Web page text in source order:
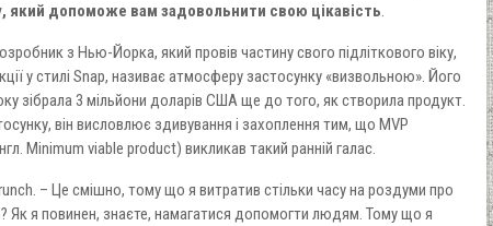
який допоможе вам задовольнити свою цікавість.
з Нью-Йорка, який провів частину свого підліткового віку,
у стилі Snap, називає атмосферу застосунку «визвольною». Його
зібрала 3 мільйони доларів США ще до того, як створила продукт.
він висловлює здивування і захоплення тим, що MVP
Minimum viable product) викликав такий ранній галас.
– Це смішно, тому що я витратив стільки часу на роздуми про
Як я повинен, знаєте, намагатися допомогти людям. Тому що я